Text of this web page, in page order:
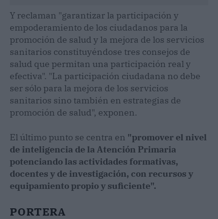
Y reclaman "garantizar la participación y
empoderamiento de los ciudadanos para la
promoción de salud y la mejora de los servicios
sanitarios constituyéndose tres consejos de
salud que permitan una participación real y
efectiva". "La participación ciudadana no debe
ser sólo para la mejora de los servicios
sanitarios sino también en estrategias de
promoción de salud", exponen.
El último punto se centra en "promover el nivel
de inteligencia de la Atención Primaria
potenciando las actividades formativas,
docentes y de investigación, con recursos y
equipamiento propio y suficiente".
PORTERA